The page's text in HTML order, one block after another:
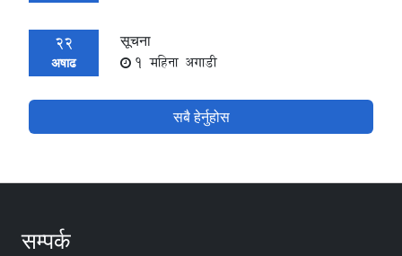
22
अषाढ
सूचना
1 महिना अगाडी
सबै हेर्नुहोस
सम्पर्क